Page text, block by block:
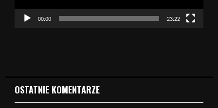
c
00:00 23:22
OSTATNIE KOMENTARZE